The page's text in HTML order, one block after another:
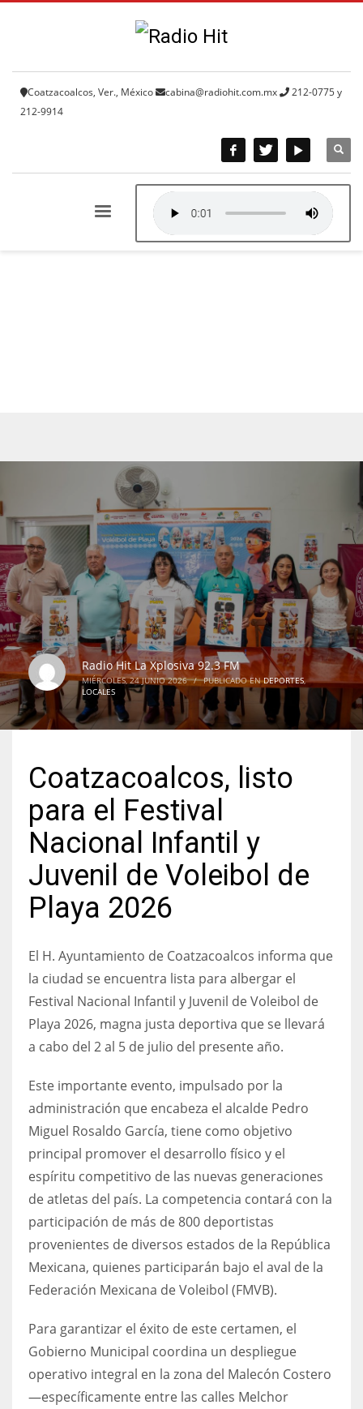
Coatzacoalcos, Ver., México cabina@radiohit.com.mx
212-0775 y
212-9914
Radio Hit La Xplosiva 92.3 FM
MIÉRCOLES, 24 JUNIO 2026 / PUBLICADO ENDEPORTES,
LOCALES
Coatzacoalcos, listo
para el Festival
Nacional Infantil y
Juvenil de Voleibol de
Playa 2026
El H. Ayuntamiento de Coatzacoalcos informa que
la ciudad se encuentra lista para albergar el
Festival Nacional Infantil y Juvenil de Voleibol de
Playa 2026, magna justa deportiva que se llevará
a cabo del 2 al 5 de julio del presente año.
Este importante evento, impulsado por la
administración que encabeza el alcalde Pedro
Miguel Rosaldo García, tiene como objetivo
principal promover el desarrollo físico y el
espíritu competitivo de las nuevas generaciones
de atletas del país. La competencia contará con la
participación de más de 800 deportistas
provenientes de diversos estados de la República
Mexicana, quienes participarán bajo el aval de la
Federación Mexicana de Voleibol (FMVB).
Para garantizar el éxito de este certamen, el
Gobierno Municipal coordina un despliegue
operativo integral en la zona del Malecón Costero
—específicamente entre las calles Melchor